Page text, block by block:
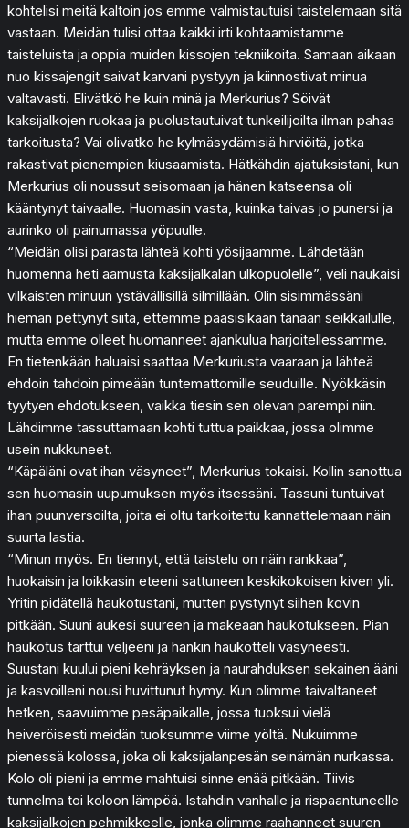
kohtelisi meitä kaltoin jos emme valmistautuisi taistelemaan sitä
vastaan. Meidän tulisi ottaa kaikki irti kohtaamistamme
taisteluista ja oppia muiden kissojen tekniikoita. Samaan aikaan
nuo kissajengit saivat karvani pystyyn ja kiinnostivat minua
valtavasti. Elivätkö he kuin minä ja Merkurius? Söivät
kaksijalkojen ruokaa ja puolustautuivat tunkeilijoilta ilman pahaa
tarkoitusta? Vai olivatko he kylmäsydämisiä hirviöitä, jotka
rakastivat pienempien kiusaamista. Hätkähdin ajatuksistani, kun
Merkurius oli noussut seisomaan ja hänen katseensa oli
kääntynyt taivaalle. Huomasin vasta, kuinka taivas jo punersi ja
aurinko oli painumassa yöpuulle.
“Meidän olisi parasta lähteä kohti yösijaamme. Lähdetään
huomenna heti aamusta kaksijalkalan ulkopuolelle”, veli naukaisi
vilkaisten minuun ystävällisillä silmillään. Olin sisimmässäni
hieman pettynyt siitä, ettemme pääsisikään tänään seikkailulle,
mutta emme olleet huomanneet ajankulua harjoitellessamme.
En tietenkään haluaisi saattaa Merkuriusta vaaraan ja lähteä
ehdoin tahdoin pimeään tuntemattomille seuduille. Nyökkäsin
tyytyen ehdotukseen, vaikka tiesin sen olevan parempi niin.
Lähdimme tassuttamaan kohti tuttua paikkaa, jossa olimme
usein nukkuneet.
“Käpäläni ovat ihan väsyneet”, Merkurius tokaisi. Kollin sanottua
sen huomasin uupumuksen myös itsessäni. Tassuni tuntuivat
ihan puunversoilta, joita ei oltu tarkoitettu kannattelemaan näin
suurta lastia.
“Minun myös. En tiennyt, että taistelu on näin rankkaa”,
huokaisin ja loikkasin eteeni sattuneen keskikokoisen kiven yli.
Yritin pidätellä haukotustani, mutten pystynyt siihen kovin
pitkään. Suuni aukesi suureen ja makeaan haukotukseen. Pian
haukotus tarttui veljeeni ja hänkin haukotteli väsyneesti.
Suustani kuului pieni kehräyksen ja naurahduksen sekainen ääni
ja kasvoilleni nousi huvittunut hymy. Kun olimme taivaltaneet
hetken, saavuimme pesäpaikalle, jossa tuoksui vielä
heiveröisesti meidän tuoksumme viime yöltä. Nukuimme
pienessä kolossa, joka oli kaksijalanpesän seinämän nurkassa.
Kolo oli pieni ja emme mahtuisi sinne enää pitkään. Tiivis
tunnelma toi koloon lämpöä. Istahdin vanhalle ja rispaantuneelle
kaksijalkojen pehmikkeelle, jonka olimme raahanneet suuren